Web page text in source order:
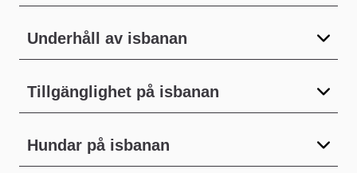
Underhåll av isbanan
Tillgänglighet på isbanan
Hundar på isbanan